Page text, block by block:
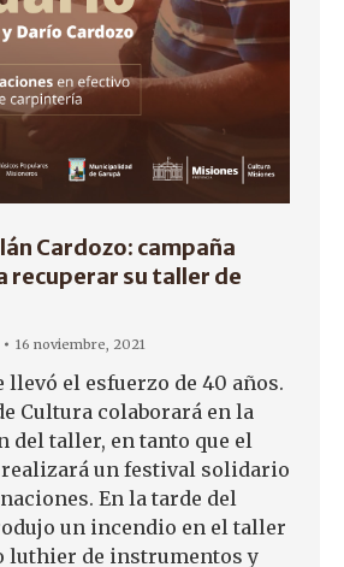
Cardozo: campaña
recuperar su taller de
16 noviembre, 2021
llevó el esfuerzo de 40 años.
Cultura colaborará en la
del taller, en tanto que el
realizará un festival solidario
En la tarde del
un incendio en el taller
luthier de instrumentos y